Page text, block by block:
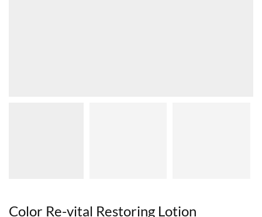
Color Re-vital Restoring Lotion